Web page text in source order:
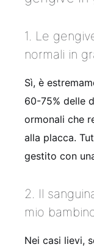
1. Le
normali in
Sì, è
60-75% delle
ormonali che
alla placca.
gestito con
2. Il
mio
Nei casi lievi,